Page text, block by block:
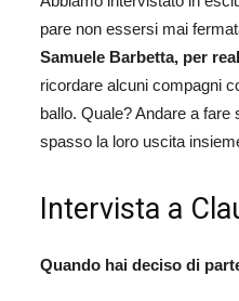
pare non essersi mai
Samuele Barbetta, per
ricordare alcuni compagni
ballo. Quale? Andare a
spasso la loro uscita
Intervista a
Quando hai deciso di